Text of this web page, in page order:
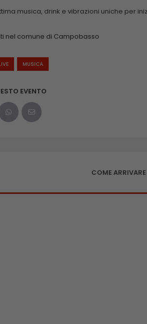
musica, drink e vibrazioni uniche per
nel comune di Campobasso
MUSICA
EVENTO
COME